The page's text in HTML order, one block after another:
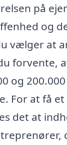
på
og
vælger at
forvente,
og
For at få
det at